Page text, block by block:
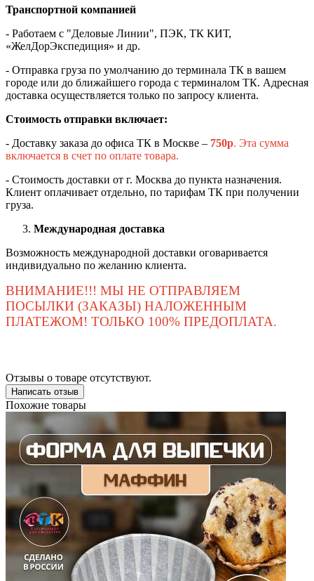
Транспортной компанией
- Работаем с "Деловые Линии", ПЭК, ТК КИТ,
«ЖелДорЭкспедиция» и др.
- Отправка груза по умолчанию до терминала ТК в вашем
городе или до ближайшего города с терминалом ТК. Адресная
доставка осуществляется только по запросу клиента.
Стоимость отправки включает:
- Доставку заказа до офиса ТК в Москве – 750р. Эта сумма
включается в счет по оплате товара.
- Стоимость доставки от г. Москва до пункта назначения.
Клиент оплачивает отдельно, по тарифам ТК при получении
груза.
Международная доставка
Возможность международной доставки оговаривается
индивидуально по желанию клиента.
ВНИМАНИЕ!!! МЫ НЕ ОТПРАВЛЯЕМ
ПОСЫЛКИ (ЗАКАЗЫ) НАЛОЖЕННЫМ
ПЛАТЕЖОМ! ТОЛЬКО 100% ПРЕДОПЛАТА.
Отзывы о товаре отсутствуют.
Написать отзыв
Похожие товары